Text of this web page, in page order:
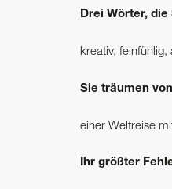
Drei Wörter,
kreativ, feinfühlig,
Sie träumen
einer Weltreise
Ihr größter